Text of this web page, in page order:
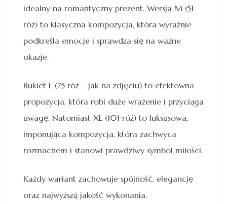
idealny na romantyczny prezent. Wersja M (51
róż) to klasyczna kompozycja, która wyraźnie
podkreśla emocje i sprawdza się na ważne
okazje.
Bukiet L (75 róż – jak na zdjęciu) to efektowna
propozycja, która robi duże wrażenie i przyciąga
uwagę. Natomiast XL (101 róż) to luksusowa,
imponująca kompozycja, która zachwyca
rozmachem i stanowi prawdziwy symbol miłości.
Każdy wariant zachowuje spójność, elegancję
oraz najwyższą jakość wykonania.